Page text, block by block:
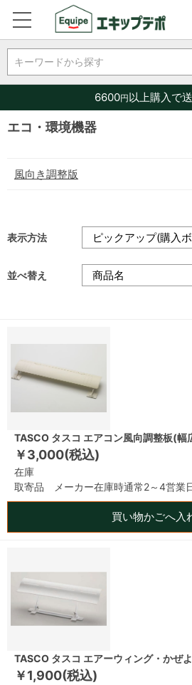
キーワードから探す
6600円以上購入で
エコ・環境機器
風向き調整版
表示方法
並べ替え
TASCO タスコ エアコン風向調整板(
￥3,000(税込)
在庫
取寄品 メーカー在庫時通常2～4営業
買い物かごへ入
TASCO タスコ エアーウィング・か
￥1,900(税込)